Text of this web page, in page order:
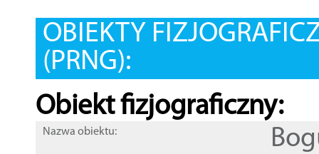
OBIEKTY
(PRNG):
Obiekt fizjograficzny:
Nazwa obiektu: